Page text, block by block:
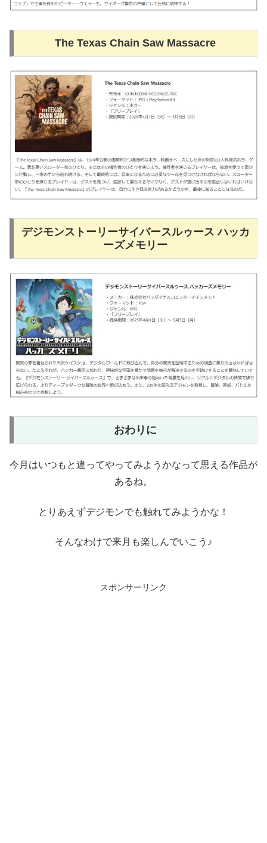
The Texas Chain Saw Massacre
デジモンストーリーサイバースルゥース ハッカ
ーズメモリー
おわりに
今月はいつもと違ってやってみようかなって思える作品が
あるね。
とりあえずデジモンでも触れてみようかな！
そんなわけで来月も楽しんでいこう♪
スポンサーリンク